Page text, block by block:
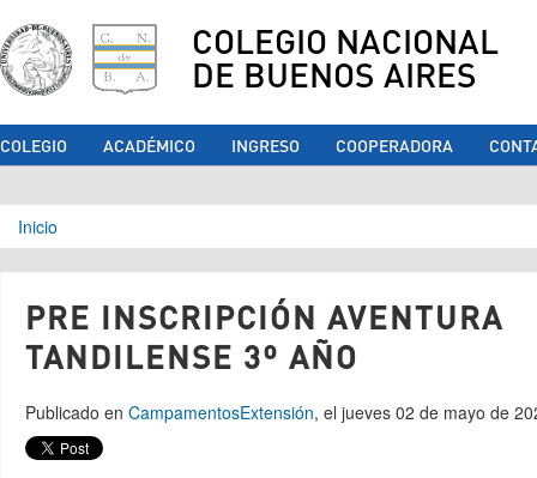
COLEGIO NACIONAL
DE BUENOS AIRES
COLEGIO ACADÉMICO INGRESO COOPERADORA
Se encuentra usted aquí
Inicio
PRE INSCRIPCIÓN AVENTURA
TANDILENSE 3º AÑO
Publicado en CampamentosExtensión, el jueves 02 de mayo de